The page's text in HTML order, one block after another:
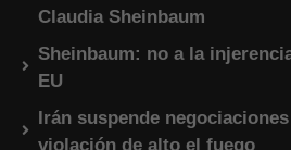
Claudia Sheinbaum
Sheinbaum: no a la
EU
Irán suspende
violación de alto el fuego